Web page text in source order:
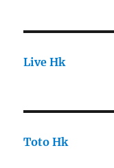
Live Hk
Toto Hk